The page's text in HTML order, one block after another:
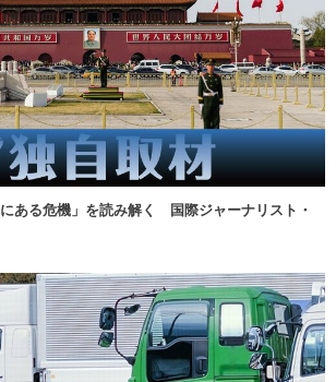
にある危機」を読み解く 国際ジャーナリスト・